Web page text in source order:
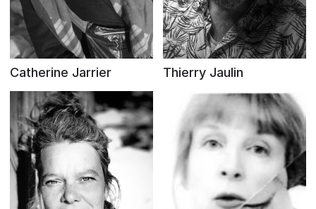
Catherine Jarrier Thierry Jaulin